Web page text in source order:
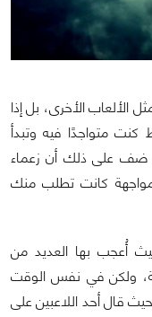
أماكن حفظ كل 5 دقائق مثل الألعاب الأخرى، بل إذا
متواجدًا فيه وتبدأ
ضف على ذلك أن زعماء
مواجهة كانت تطلب منك
أُعجب بها العديد من
ولكن في نفس الوقت
قال أحد اللاعبين على